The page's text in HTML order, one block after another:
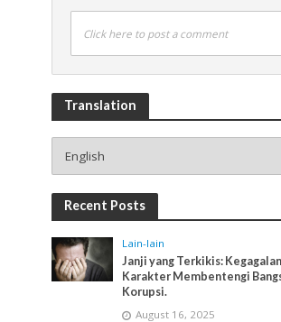
Click here to post a comment
Translation
Recent Posts
Lain-lain
Janji yang Terkikis:
Karakter Membentengi
Korupsi.
August 16, 2025